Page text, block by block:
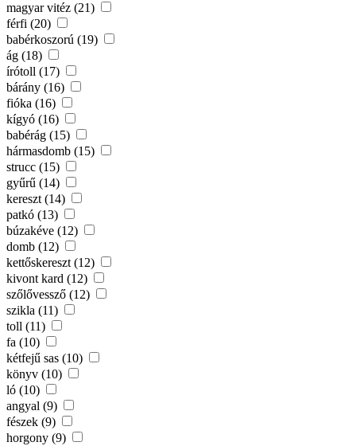
magyar vitéz (21)
férfi (20)
babérkoszorú (19)
ág (18)
írótoll (17)
bárány (16)
fióka (16)
kígyó (16)
babérág (15)
hármasdomb (15)
strucc (15)
gyűrű (14)
kereszt (14)
patkó (13)
búzakéve (12)
domb (12)
kettőskereszt (12)
kivont kard (12)
szőlővessző (12)
szikla (11)
toll (11)
fa (10)
kétfejű sas (10)
könyv (10)
ló (10)
angyal (9)
fészek (9)
horgony (9)